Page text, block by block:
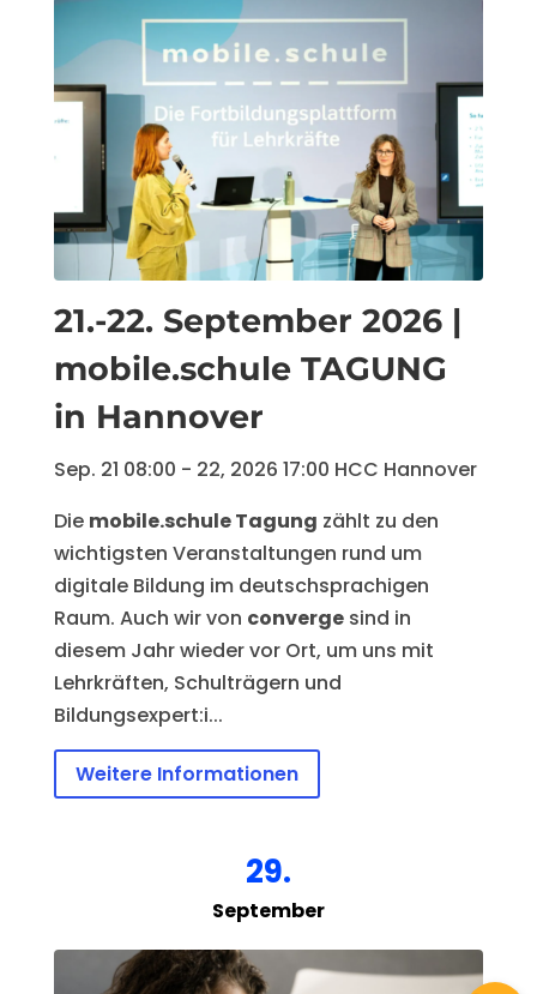
21.-22. Sep­tem­ber 2026 |
mo­bi­le.schu­le TA­GUNG
in Hannover
Sep. 21 08:00 - 22, 2026 17:00 HCC Han­no­ver
Die mobile.schule Tagung zählt zu den
wichtigsten Veranstaltungen rund um
digitale Bildung im deutschsprachigen
Raum. Auch wir von converge sind in
diesem Jahr wieder vor Ort, um uns mit
Lehrkräften, Schulträgern und
Bildungsexpert:i...
Weitere Informationen
29.
September